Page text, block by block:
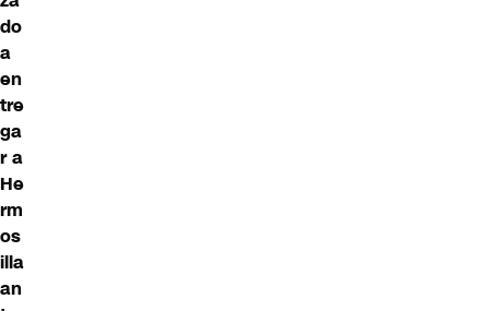
do
a
en
tre
ga
r a
He
rm
os
illa
an